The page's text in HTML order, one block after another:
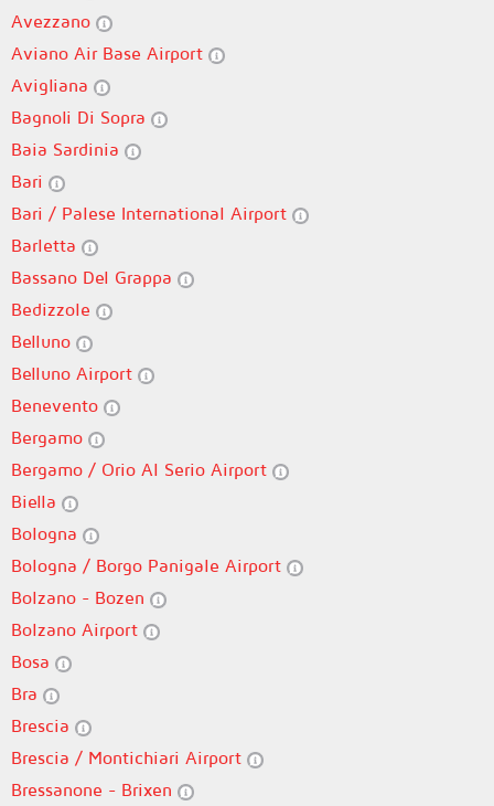
Avezzano
Aviano Air Base Airport
Avigliana
Bagnoli Di Sopra
Baia Sardinia
Bari
Bari / Palese International Airport
Barletta
Bassano Del Grappa
Bedizzole
Belluno
Belluno Airport
Benevento
Bergamo
Bergamo / Orio Al Serio Airport
Biella
Bologna
Bologna / Borgo Panigale Airport
Bolzano - Bozen
Bolzano Airport
Bosa
Bra
Brescia
Brescia / Montichiari Airport
Bressanone - Brixen